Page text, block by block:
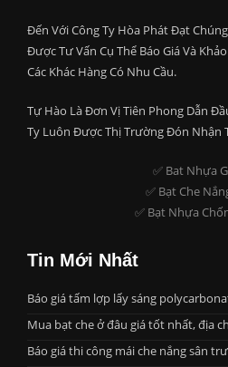
Đến Với Công Ty Hòa Phát Đạt
Được Tư Vấn Cụ Thể Báo Giá Và
Các Khác Hàng Có Nhu Cầu.
Tự Hào Là Đơn Vị Tiên Phong Dẫn
Ty Luôn Được Thị Trường Đón Nhận
✅ Bat Nhựa
✅ Bạt Che
✅ Bạt Nhựa
Tin Mới Nhất
Báo giá tấm lợp lấy sáng
Mua bạt che ở đâu giá tốt nhất, địa
Báo giá thi công mái che nắng sân